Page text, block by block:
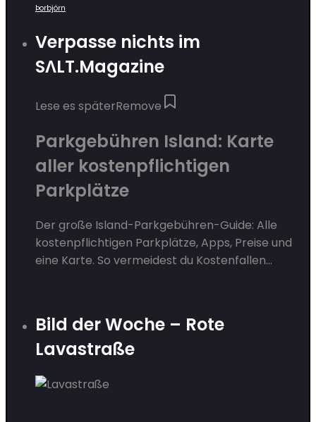
Þorbjörn
Verpasse nichts im
SΛLT.Magazine
Lese es späterRemove
Parkgebühren Island: Karte
aller kostenpflichtigen
Parkplätze
Der große Island-Parkgebühren-Guide: Alle
kostenpflichtigen Parkplätze, Apps, Preise und
eine Karte. So vermeidest du Kostenfallen...
Bild der Woche – Rote
Lavastraße